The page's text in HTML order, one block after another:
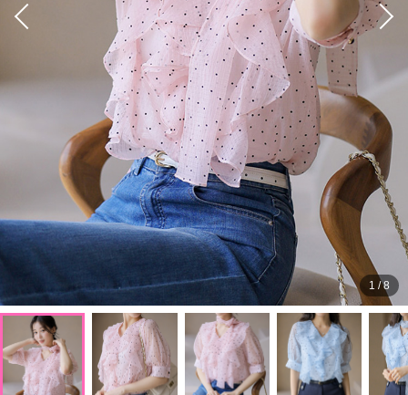
1 /8